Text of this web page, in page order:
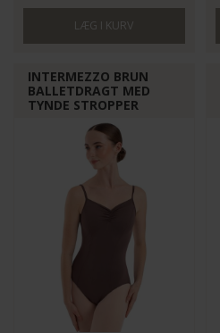
INTERMEZZO BRUN
BALLETDRAGT MED
TYNDE STROPPER